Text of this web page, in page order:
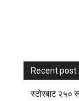
Recent post
स्टाेरबाट २५०